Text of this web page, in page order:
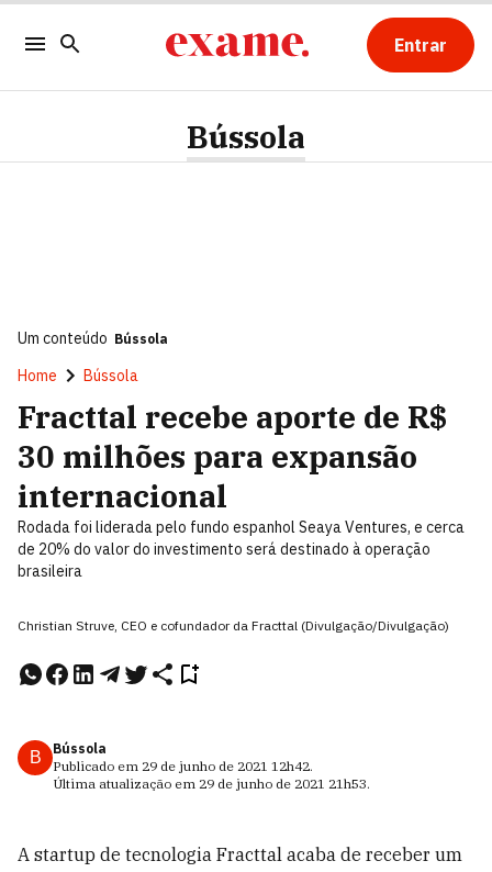
Entrar
Bússola
Um conteúdo Bússola
Home Bússola
Fracttal recebe aporte de R$
30 milhões para expansão
internacional
Rodada foi liderada pelo fundo espanhol Seaya Ventures, e cerca
de 20% do valor do investimento será destinado à operação
brasileira
Christian Struve, CEO e cofundador da Fracttal (Divulgação/Divulgação)
B
Bússola
Publicado em 29 de junho de 2021 12h42.
Última atualização em 29 de junho de 2021 21h53.
A startup de tecnologia Fracttal acaba de receber um